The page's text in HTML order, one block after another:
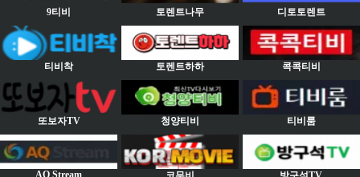
9티비 토렌트나무 디토토렌트
티비착 토렌트하하 콕콕티비
또보자TV 청양티비 티비룸
AQ Stream